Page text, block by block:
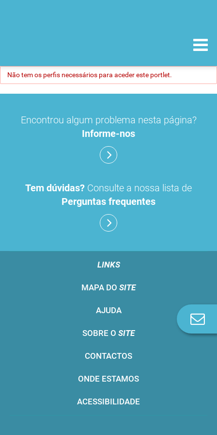
Não tem os perfis necessários para aceder este portlet.
Encontrou algum problema nesta página?
Informe-nos
Tem dúvidas? Consulte a nossa lista de
Perguntas frequentes
LINKS
MAPA DO SITE
AJUDA
SOBRE O SITE
CONTACTOS
ONDE ESTAMOS
ACESSIBILIDADE